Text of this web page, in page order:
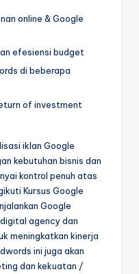
online & Google
efesiensi budget
di beberapa
of investment
iklan Google
kebutuhan bisnis dan
kontrol penuh atas
Kursus Google
Google
agency dan
meningkatkan kinerja
ini juga akan
dan kekuatan /